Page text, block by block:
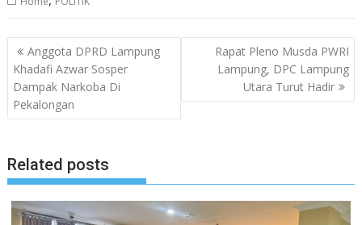
Navigasi
pos
Anggota DPRD Lampung
Khadafi Azwar Sosper
Dampak Narkoba Di
Pekalongan
Rapat Pleno Musda PWRI
Lampung, DPC Lampung
Utara Turut Hadir
Related posts